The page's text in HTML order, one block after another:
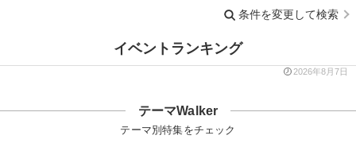
条件を変更して検索
イベントランキング
2026年8月7日
テーマWalker
テーマ別特集をチェック